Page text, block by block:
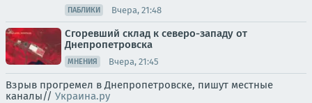
ПАБЛИКИ Вчера, 21:48
Сгоревший склад к северо-западу от
Днепропетровска
МНЕНИЯ Вчера, 21:45
Взрыв прогремел в Днепропетровске, пишут местные
каналы// Украина.ру